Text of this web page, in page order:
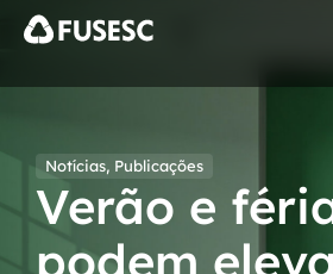
Notícias, Publicações
Verão e
podem